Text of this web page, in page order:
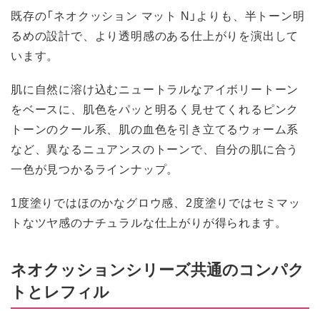
既存の「ネオクッション マット N」よりも、半トーン明
るめの設計で、より透明感のある仕上がりを演出して
います。
肌に自然に溶け込むニュートラルなアイボリートーン
をベースに、肌色をパッと明るく見せてくれるピンク
トーンのクール系、肌の血色を引き立てるウォーム系
など、異なるニュアンスのトーンで、自分の肌に合う
一色が見つかるラインナップ。
1度塗りではほのかなグロウ感、2度塗りではセミマッ
トなツヤ感のナチュラルな仕上がりが得られます。
ネオクッションシリーズ共通のコンパク
トとレフィル